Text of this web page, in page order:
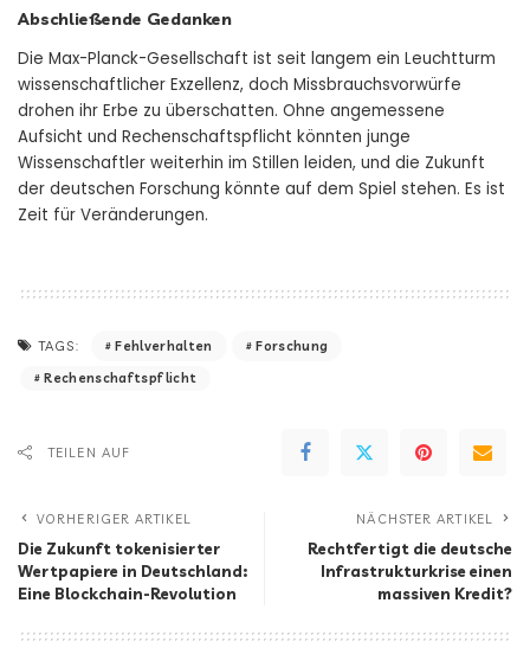
Abschließende Gedanken
Die Max-Planck-Gesellschaft ist seit langem ein Leuchtturm
wissenschaftlicher Exzellenz, doch Missbrauchsvorwürfe
drohen ihr Erbe zu überschatten. Ohne angemessene
Aufsicht und Rechenschaftspflicht könnten junge
Wissenschaftler weiterhin im Stillen leiden, und die Zukunft
der deutschen Forschung könnte auf dem Spiel stehen. Es ist
Zeit für Veränderungen.
TAGS: Fehlverhalten
Forschung
Rechenschaftspflicht
TEILEN AUF
VORHERIGER ARTIKEL
Die Zukunft tokenisierter
Wertpapiere in Deutschland:
Eine Blockchain-Revolution
NÄCHSTER ARTIKEL
Rechtfertigt die deutsche
Infrastrukturkrise einen
massiven Kredit?